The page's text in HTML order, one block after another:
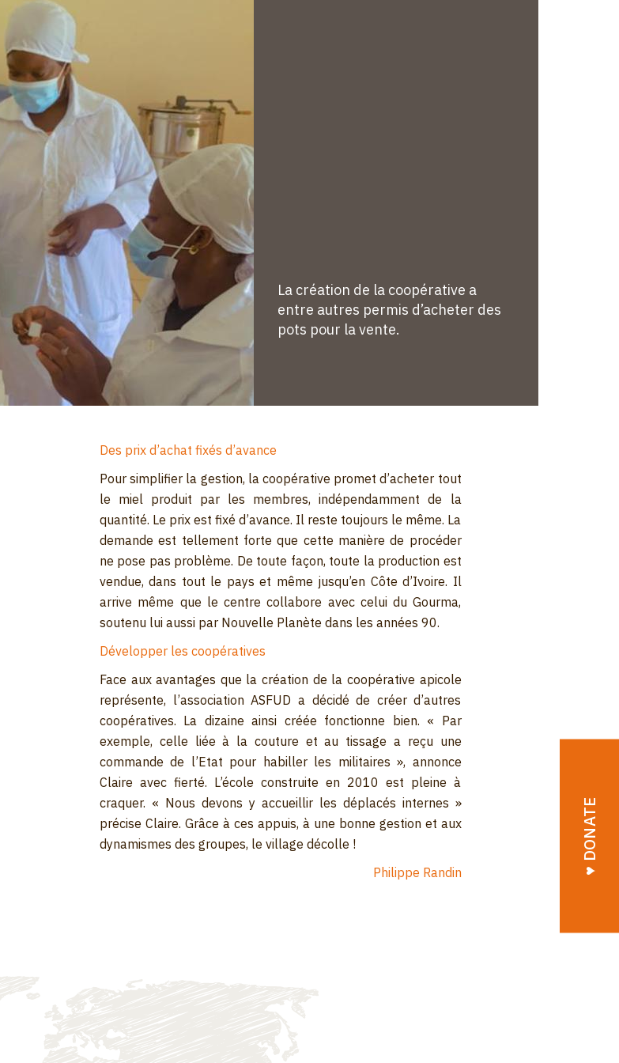
♥︎ DONATE
La création de la coopérative a
entre autres permis d’acheter des
pots pour la vente.
Des prix d’achat fixés d’avance
Pour simplifier la gestion, la coopérative promet d’acheter tout
le miel produit par les membres, indépendamment de la
quantité. Le prix est fixé d’avance. Il reste toujours le même. La
demande est tellement forte que cette manière de procéder
ne pose pas problème. De toute façon, toute la production est
vendue, dans tout le pays et même jusqu’en Côte d’Ivoire. Il
arrive même que le centre collabore avec celui du Gourma,
soutenu lui aussi par Nouvelle Planète dans les années 90.
Développer les coopératives
Face aux avantages que la création de la coopérative apicole
représente, l’association ASFUD a décidé de créer d’autres
coopératives. La dizaine ainsi créée fonctionne bien. « Par
exemple, celle liée à la couture et au tissage a reçu une
commande de l’Etat pour habiller les militaires », annonce
Claire avec fierté. L’école construite en 2010 est pleine à
craquer. « Nous devons y accueillir les déplacés internes »
précise Claire. Grâce à ces appuis, à une bonne gestion et aux
dynamismes des groupes, le village décolle !
Philippe Randin